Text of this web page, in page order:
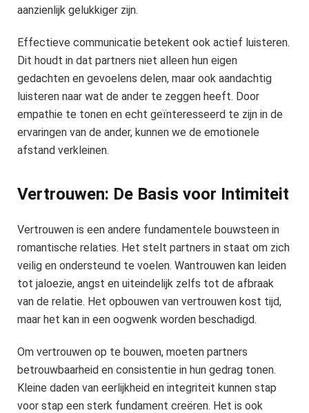
aanzienlijk gelukkiger zijn.
Effectieve communicatie betekent ook actief luisteren.
Dit houdt in dat partners niet alleen hun eigen
gedachten en gevoelens delen, maar ook aandachtig
luisteren naar wat de ander te zeggen heeft. Door
empathie te tonen en echt geïnteresseerd te zijn in de
ervaringen van de ander, kunnen we de emotionele
afstand verkleinen.
Vertrouwen: De Basis voor Intimiteit
Vertrouwen is een andere fundamentele bouwsteen in
romantische relaties. Het stelt partners in staat om zich
veilig en ondersteund te voelen. Wantrouwen kan leiden
tot jaloezie, angst en uiteindelijk zelfs tot de afbraak
van de relatie. Het opbouwen van vertrouwen kost tijd,
maar het kan in een oogwenk worden beschadigd.
Om vertrouwen op te bouwen, moeten partners
betrouwbaarheid en consistentie in hun gedrag tonen.
Kleine daden van eerlijkheid en integriteit kunnen stap
voor stap een sterk fundament creëren. Het is ook